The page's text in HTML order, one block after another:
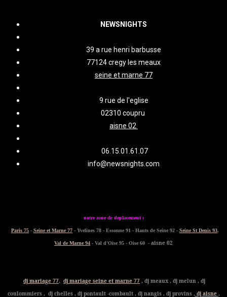
NEWSNIGHTS
39 a rue henri barbusse
77124 cregy les meaux
seine et marne 77
9 rue de l'eglise
02310 coupru
aisne 02
06.15.01.61.07
info@newsnights.com
notre zone de deplacement :
Paris 75 - Seine et Marne 77 - Yvelines 78 - Essonne 91 - Hauts de Seine 92 - Seine St Denis 93,
Val de Marne 94 - Val d'Oise 95 - Oise 60 - aisne 02
dj mariage 77, dj mariage seine et marne 77 , dj meaux , dj melun , dj
coulommiers , dj chelles , dj pontault -combault , dj nangis , dj provins ,dj aisne ,